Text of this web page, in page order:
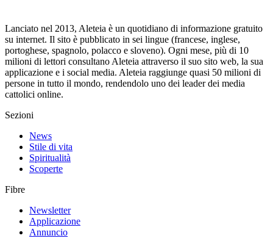
Lanciato nel 2013, Aleteia è un quotidiano di informazione gratuito
su internet. Il sito è pubblicato in sei lingue (francese, inglese,
portoghese, spagnolo, polacco e sloveno). Ogni mese, più di 10
milioni di lettori consultano Aleteia attraverso il suo sito web, la sua
applicazione e i social media. Aleteia raggiunge quasi 50 milioni di
persone in tutto il mondo, rendendolo uno dei leader dei media
cattolici online.
Sezioni
News
Stile di vita
Spiritualità
Scoperte
Fibre
Newsletter
Applicazione
Annuncio